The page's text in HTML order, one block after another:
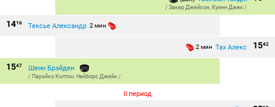
/ Закер Джейсон, Куинн Джек /
1416 Тексье Александр 2 мин
1542
2 мин Тах Алекс
1547 Шенн Брэйден
/ Парэйко Колтон, Нейборс Джейк /
II период